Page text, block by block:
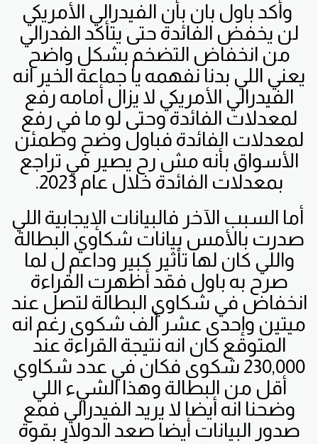
وأكد باول بان بأن الفيدرالي الأمريكي
لن يخفض الفائدة حتى يتأكد الفدرالي
من انخفاض التضخم بشكل واضح
يعني اللي بدنا نفهمه يا جماعة الخير انه
الفيدرالي الأمريكي لا يزال أمامه رفع
لمعدلات الفائدة وحتى لو ما في رفع
لمعدلات الفائدة فباول وضح وطمئن
الأسواق بأنه مش رح يصير في تراجع
بمعدلات الفائدة خلال عام 2023.
أما السبب الآخر فالبيانات الإيجابية اللي
صدرت بالأمس بيانات شكاوي البطالة
واللي كان لها تأثير كبير وداعم ل لما
صرح به باول فقد أظهرت القراءة
انخفاض في شكاوي البطالة لتصل عند
ميتين وإحدى عشر ألف شكوى رغم انه
المتوقع كان انه نتيجة القراءة عند
230,000 شكوى فكان في عدد شكاوي
أقل من البطالة وهذا الشيء اللي
وضحنا انه أيضا لا يريد الفيدرالي فمع
صدور البيانات أيضا صعد الدولار بقوة